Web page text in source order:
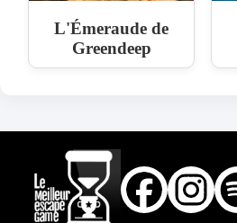
L'Émeraude de
Greendeep